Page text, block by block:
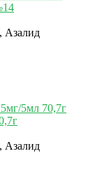
Азалид
Азалид